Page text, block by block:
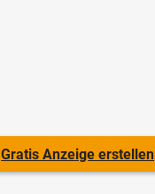
Gratis Anzeige erstellen